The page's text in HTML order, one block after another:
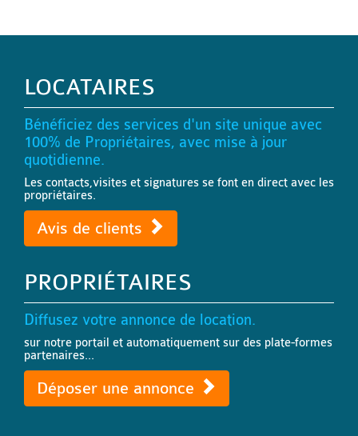
LOCATAIRES
Bénéficiez des services d'un site unique avec
100% de Propriétaires, avec mise à jour
quotidienne.
Les contacts,visites et signatures se font en direct avec les
propriétaires.
Avis de clients
PROPRIÉTAIRES
Diffusez votre annonce de location.
sur notre portail et automatiquement sur des plate-formes
partenaires...
Déposer une annonce